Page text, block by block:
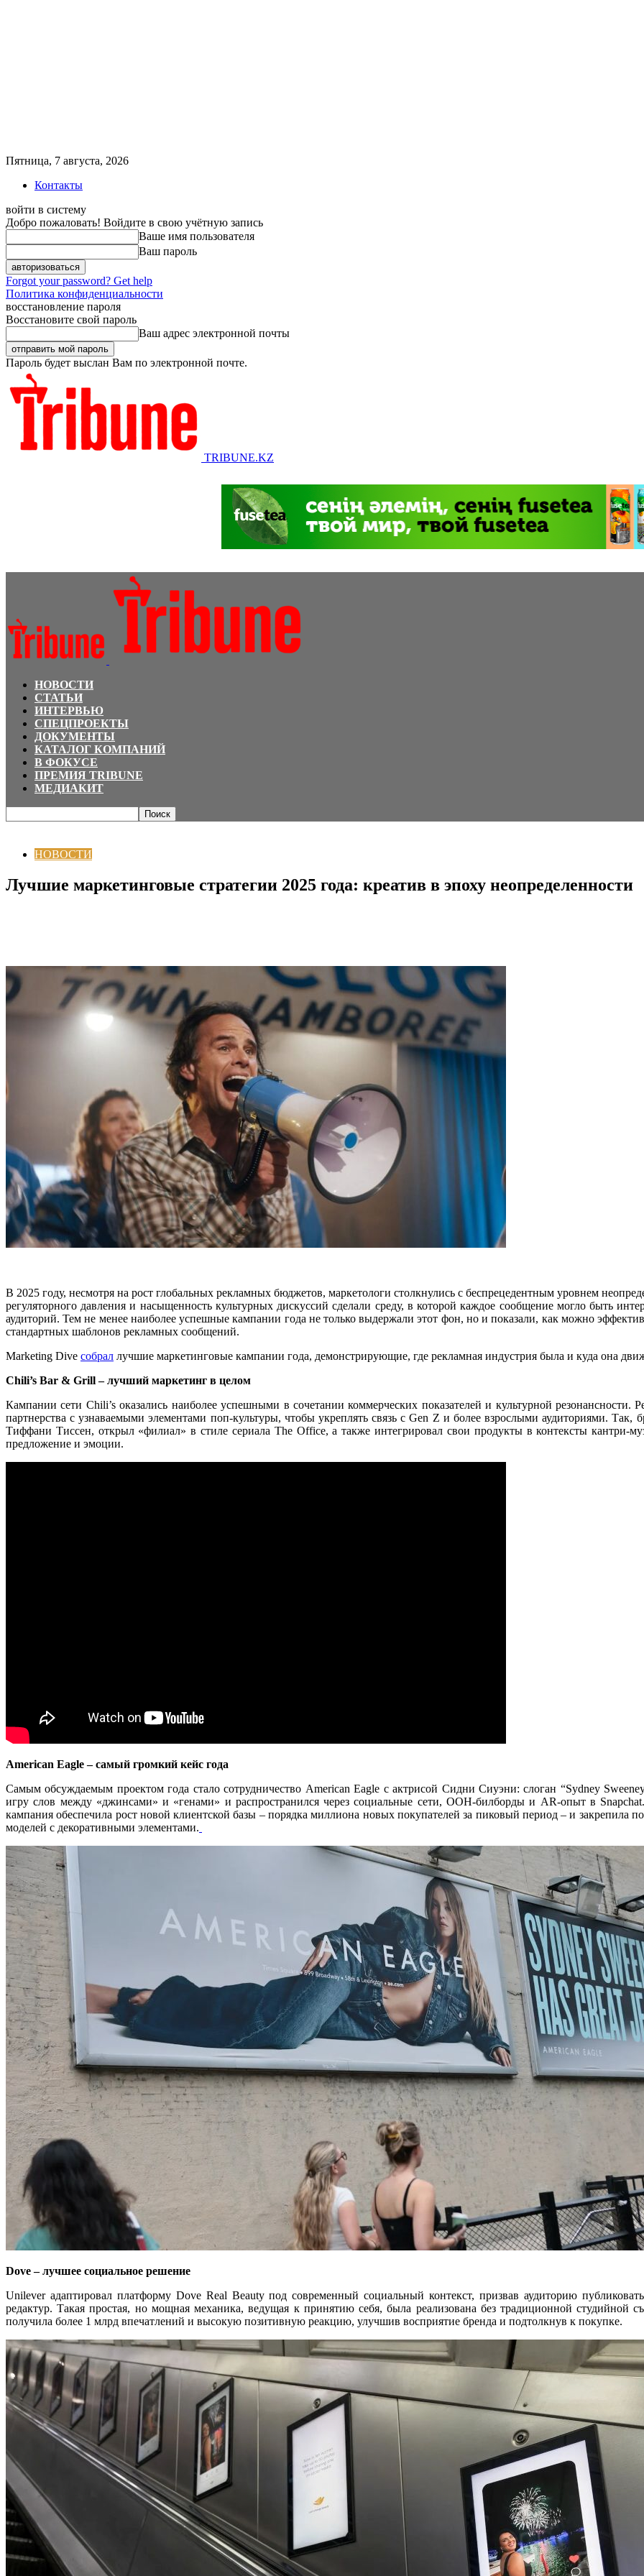
Пятница, 7 августа, 2026
Контакты
войти в систему
Добро пожаловать! Войдите в свою учётную запись
Ваше имя пользователя
Ваш пароль
Forgot your password? Get help
Политика конфиденциальности
восстановление пароля
Восстановите свой пароль
Ваш адрес электронной почты
Пароль будет выслан Вам по электронной почте.
TRIBUNE.KZ
НОВОСТИ
СТАТЬИ
ИНТЕРВЬЮ
СПЕЦПРОЕКТЫ
ДОКУМЕНТЫ
КАТАЛОГ КОМПАНИЙ
В ФОКУСЕ
ПРЕМИЯ TRIBUNE
МЕДИАКИТ
НОВОСТИ
Лучшие маркетинговые стратегии 2025 года: креатив в эпоху неопределенности
В 2025 году, несмотря на рост глобальных рекламных бюджетов, маркетологи столкнулись с беспрецедентным уровнем
регуляторного давления и насыщенность культурных дискуссий сделали среду, в которой каждое сообщение могло быть
аудиторий. Тем не менее наиболее успешные кампании года не только выдержали этот фон, но и показали, как можно
стандартных шаблонов рекламных сообщений.
Marketing Dive собрал лучшие маркетинговые кампании года, демонстрирующие, где рекламная индустрия была и куда она
Chili’s Bar & Grill – лучший маркетинг в целом
Кампании сети Chili’s оказались наиболее успешными в сочетании коммерческих показателей и культурной резонансности.
партнерства с узнаваемыми элементами поп-культуры, чтобы укреплять связь с Gen Z и более взрослыми аудиториями. Так,
Тиффани Тиссен, открыл «филиал» в стиле сериала The Office, а также интегрировал свои продукты в контексты кантри-
предложение и эмоции.
American Eagle – самый громкий кейс года
Самым обсуждаемым проектом года сталосотрудничество American Eagle с актрисой Сидни Сиуэни: слоган “Sydney
игру слов между «джинсами» и «генами» и распространился через социальные сети, OOH-билборды и AR-опыт в
кампания обеспечила рост новой клиентской базы – порядка миллиона новых покупателей за пиковый период – и
моделей с декоративными элементами.
Dove – лучшее социальное решение
Unilever адаптировалплатформу Dove Real Beauty под современный социальный контекст, призвав аудиторию
редактур. Такая простая, но мощная механика, ведущая к принятию себя, была реализована без традиционной студийной
получила более 1 млрд впечатлений и высокую позитивную реакцию, улучшив восприятие бренда и подтолкнув к покупке.